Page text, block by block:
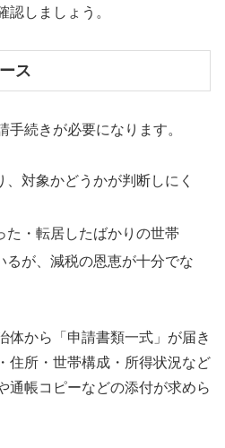
認しましょう。
ス
手続きが必要になります。
、対象かどうかが判断しにく
た・転居したばかりの世帯
るが、減税の恩恵が十分でな
体から「申請書類一式」が届き
住所・世帯構成・所得状況など
通帳コピーなどの添付が求めら